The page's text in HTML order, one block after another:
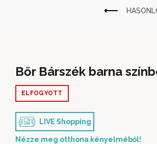
Bőr Bárszék barna
ELFOGYOTT
LIVE Shopping
Nézze meg otthona kényelméből!